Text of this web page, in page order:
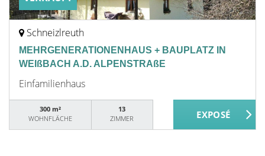
Schneizlreuth
MEHRGENERATIONENHAUS + BAUPLATZ IN
WEIßBACH A.D. ALPENSTRAßE
Einfamilienhaus
300 m²
WOHNFLÄCHE
13
ZIMMER